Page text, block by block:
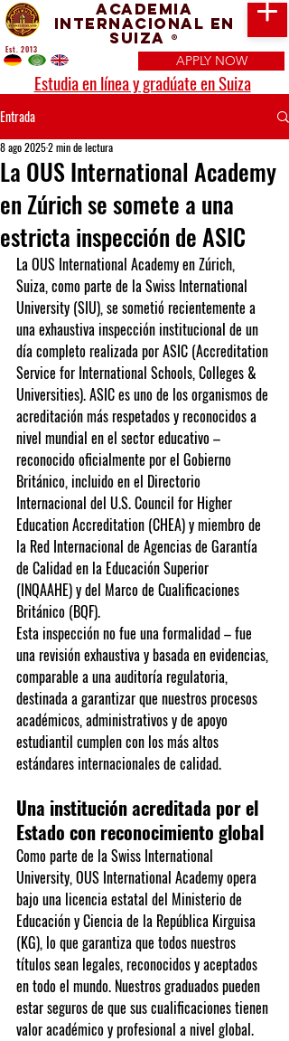
Academia
Internacional en
Suiza ®
APPLY NOW
Estudia en línea y gradúate en Suiza
Est. 2013
Entrada
La OUS International Academy
en Zúrich se somete a una
estricta inspección de ASIC
8 ago 20252 min de lectura
La OUS International Academy en Zúrich,
Suiza, como parte de la Swiss International
University (SIU), se sometió recientemente a
una exhaustiva inspección institucional de un
día completo realizada por ASIC (Accreditation
Service for International Schools, Colleges &
Universities). ASIC es uno de los organismos de
acreditación más respetados y reconocidos a
nivel mundial en el sector educativo –
reconocido oficialmente por el Gobierno
Británico, incluido en el Directorio
Internacional del U.S. Council for Higher
Education Accreditation (CHEA) y miembro de
la Red Internacional de Agencias de Garantía
de Calidad en la Educación Superior
(INQAAHE) y del Marco de Cualificaciones
Británico (BQF).
Esta inspección no fue una formalidad – fue
una revisión exhaustiva y basada en evidencias,
comparable a una auditoría regulatoria,
destinada a garantizar que nuestros procesos
académicos, administrativos y de apoyo
estudiantil cumplen con los más altos
estándares internacionales de calidad.
Una institución acreditada por el
Estado con reconocimiento global
Como parte de la Swiss International
University, OUS International Academy opera
bajo una licencia estatal del Ministerio de
Educación y Ciencia de la República Kirguisa
(KG), lo que garantiza que todos nuestros
títulos sean legales, reconocidos y aceptados
en todo el mundo. Nuestros graduados pueden
estar seguros de que sus cualificaciones tienen
valor académico y profesional a nivel global.